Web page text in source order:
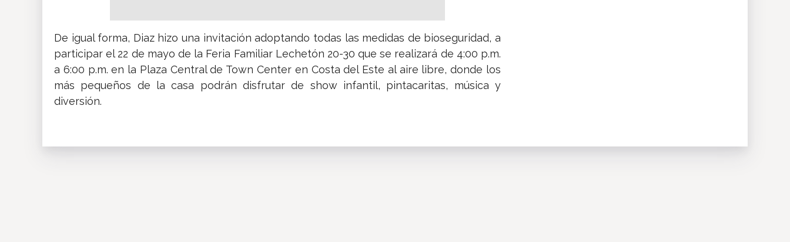
De igual forma, Diaz hizo una invitación adoptando todas las medidas de bioseguridad, a
participar el 22 de mayo de la Feria Familiar Lechetón 20-30 que se realizará de 4:00 p.m.
a 6:00 p.m. en la Plaza Central de Town Center en Costa del Este al aire libre, donde los
más pequeños de la casa podrán disfrutar de show infantil, pintacaritas, música y
diversión.